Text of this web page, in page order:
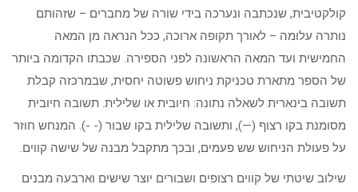
קולקטיבית, שנכתבה ונערכה בידי שורה של מחברים – שזהותם
נותרה עלומה – לאורך תקופה ארוכה, ככל הנראה מן המאה
החמישית ועד המאה הראשונה לפני הספירה. שכבתו הקדומה ביותר
של הספר מתארת טכניקת ניחוש פשוטה יחסית, שבמרכזה קבלת
תשובה בינארית לשאלה נתונה: חיובית או שלילית. תשובה חיובית
מסומנת בקו רצוף (—), ותשובה שלילית בקו שבור (- -). המנחש חוזר
על פעולת הניחוש שש פעמים, ובכך מתקבל מבנה של שישה קווים.
שילוב שיטתי של קווים רצופים ושבורים יוצר שישים וארבעה מבנים